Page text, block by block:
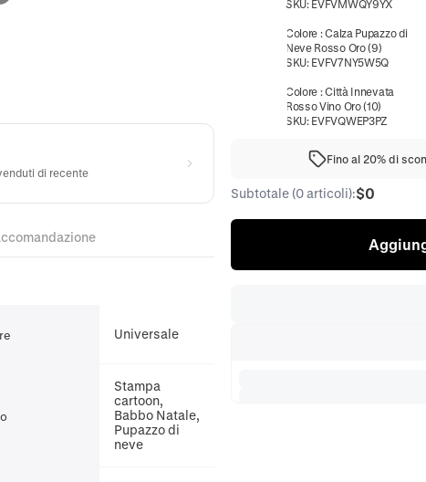
di recente
Universale
Stampa
cartoon,
Babbo Natale,
Pupazzo di
neve
SKU: EVFVMWQY9YX
Colore :Calza Pupazzo di
Neve Rosso Oro (9)
SKU: EVFV7NY5W5Q
Colore :Città Innevata
Rosso Vino Oro (10)
SKU: EVFVQWEP3PZ
Fino al 20% di
Subtotale (0 articoli):$0